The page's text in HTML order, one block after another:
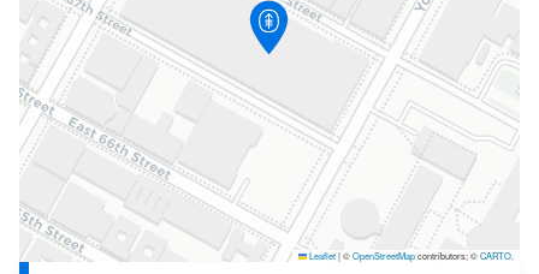
Leaflet|©OpenStreetMapcontributors; ©CARTO